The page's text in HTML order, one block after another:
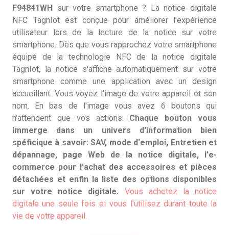
F94841WH sur votre smartphone ? La notice digitale
NFC TagnIot est conçue pour améliorer l'expérience
utilisateur lors de la lecture de la notice sur votre
smartphone. Dès que vous rapprochez votre smartphone
équipé de la technologie NFC de la notice digitale
TagnIot, la notice s'affiche automatiquement sur votre
smartphone comme une application avec un design
accueillant. Vous voyez l'image de votre appareil et son
nom. En bas de l'image vous avez 6 boutons qui
n'attendent que vos actions. Chaque bouton vous
immerge dans un univers d'information bien
spéficique à savoir: SAV, mode d'emploi, Entretien et
dépannage, page Web de la notice digitale, l'e-
commerce pour l'achat des accessoires et pièces
détachées et enfin la liste des options disponibles
sur votre notice digitale.
Vous achetez la notice
digitale une seule fois et vous l'utilisez durant toute la
vie de votre appareil.